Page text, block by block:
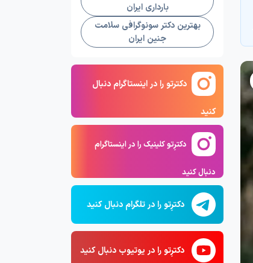
بارداری ایران
بهترین دکتر سونوگرافی سلامت
جنین ایران
دکترتو را در اینستاگرام دنبال
کنید
دکترِتو کلینیک را در اینستاگرام
دنبال کنید
دکترِتو را در تلگرام دنبال کنید
دکترِتو را در یوتیوب دنبال کنید